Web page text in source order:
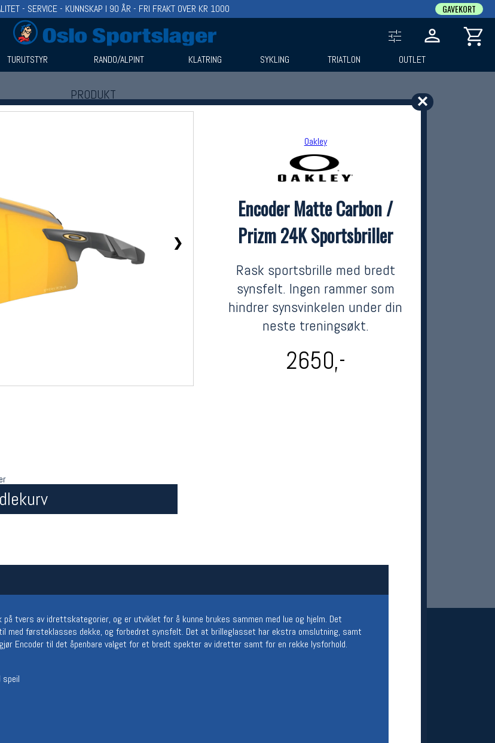
✕
❯
Oakley
Encoder Matte Carbon /
Prizm 24K Sportsbriller
Rask sportsbrille med bredt
synsfelt. Ingen rammer som
hindrer synsvinkelen under din
neste treningsøkt.
2650,-
tvers av idrettskategorier, og er utviklet for å kunne brukes sammen med lue og hjelm. Det
med førsteklasses dekke, og forbedret synsfelt. Det at brilleglasset har ekstra omslutning, samt
Encoder til det åpenbare valget for et bredt spekter av idretter samt for en rekke lysforhold.
speil
- SERVICE - KUNNSKAP I 90 ÅR - FRI FRAKT OVER KR 1000 GAVEKORT
TURUTSTYR RANDO/ALPINT KLATRING SYKLING TRIATLON OUTLET
PRODUKT
Produkter (1)
Åpningstider butikk